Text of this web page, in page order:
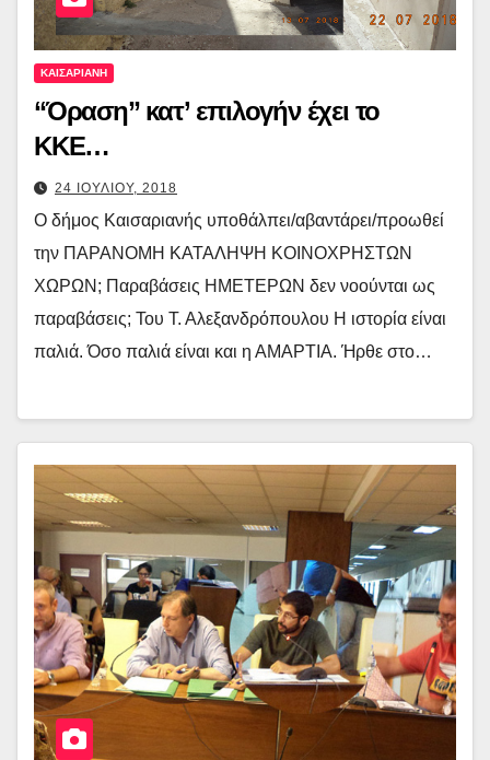
ΚΑΙΣΑΡΙΑΝΗ
“Όραση” κατ’ επιλογήν έχει το
ΚΚΕ…
24 ΙΟΥΛΙΟΥ, 2018
Ο δήμος Καισαριανής υποθάλπει/αβαντάρει/προωθεί
την ΠΑΡΑΝΟΜΗ ΚΑΤΑΛΗΨΗ ΚΟΙΝΟΧΡΗΣΤΩΝ
ΧΩΡΩΝ; Παραβάσεις ΗΜΕΤΕΡΩΝ δεν νοούνται ως
παραβάσεις; Του Τ. Αλεξανδρόπουλου Η ιστορία είναι
παλιά. Όσο παλιά είναι και η ΑΜΑΡΤΙΑ. Ήρθε στο…